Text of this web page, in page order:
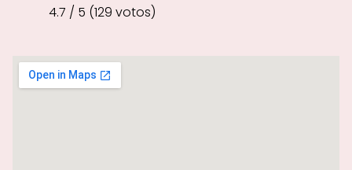
4.7 / 5 (129 votos)